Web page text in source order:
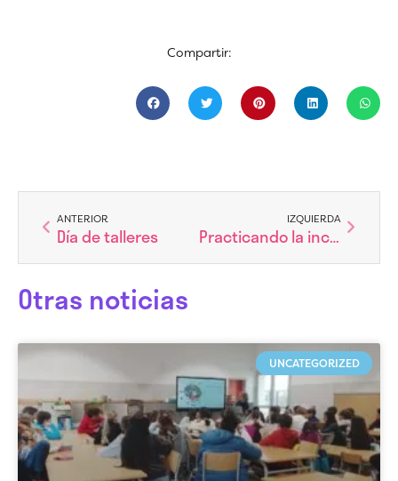
Compartir:
Ant
ANTERIOR
Día de talleres
IZQUIERDA
Practicando la inclusión
Otras noticias
UNCATEGORIZED